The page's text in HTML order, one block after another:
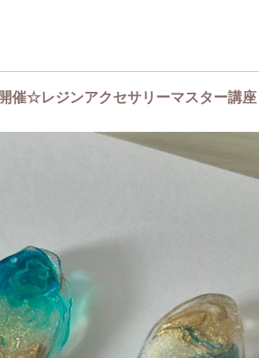
催☆レジンアクセサリーマスター講座